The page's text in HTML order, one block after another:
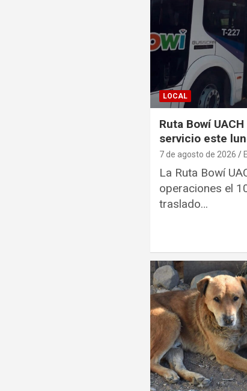
LOCAL
Ruta Bowí
servicio este
7 de agosto de 2026
La Ruta Bowí
operaciones el
traslado…